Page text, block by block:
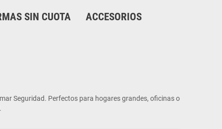
SIN CUOTA ACCESORIOS
Seguridad. Perfectos para hogares grandes, oficinas o